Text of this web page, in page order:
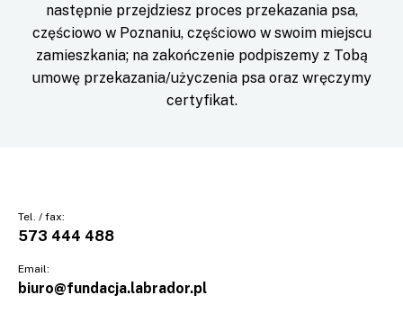
następnie przejdziesz proces przekazania psa,
częściowo w Poznaniu, częściowo w swoim miejscu
zamieszkania; na zakończenie podpiszemy z Tobą
umowę przekazania/użyczenia psa oraz wręczymy
certyfikat.
Tel. / fax:
573 444 488
Email:
biuro@fundacja.labrador.pl